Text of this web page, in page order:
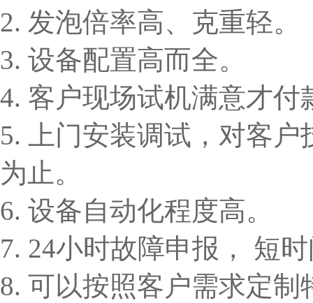
2. 发泡倍率高、克重轻。
3. 设备配置高而全。
4. 客户现场试机满意才付
5. 上门安装调试，对客
为止。
6. 设备自动化程度高。
7. 24小时故障申报， 短
8. 可以按照客户需求定制